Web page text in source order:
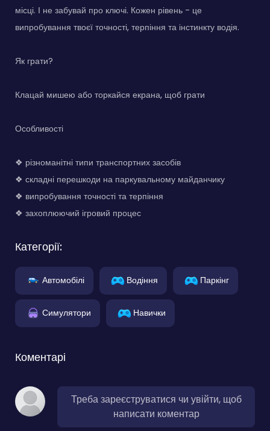
місці. І не забувай про ключі. Кожен рівень - це
випробування твоєї точності, терпіння та інстинкту водія.
Як грати?
Клацай мишею або торкайся екрана, щоб грати
Особливості
❖ різноманітні типи транспортних засобів
❖ складні перешкоди на паркувальному майданчику
❖ випробування точності та терпіння
❖ захоплюючий ігровий процес
Категорії:
Автомобілі Водіння Паркінг
Симулятори Навички
Коментарі
Треба зареєструватися чи увійти, щоб
написати коментар